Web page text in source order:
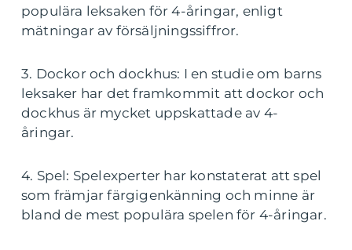
populära leksaken för 4-åringar, enligt
mätningar av försäljningssiffror.
3. Dockor och dockhus: I en studie om barns
leksaker har det framkommit att dockor och
dockhus är mycket uppskattade av 4-
åringar.
4. Spel: Spelexperter har konstaterat att spel
som främjar färgigenkänning och minne är
bland de mest populära spelen för 4-åringar.